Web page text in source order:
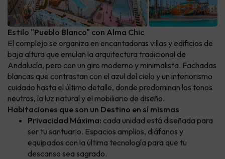
Estilo "Pueblo Blanco" con Alma Chic
El complejo se organiza en encantadoras villas y edificios de
baja altura que emulan la arquitectura tradicional de
Andalucía, pero con un giro moderno y minimalista. Fachadas
blancas que contrastan con el azul del cielo y un interiorismo
cuidado hasta el último detalle, donde predominan los tonos
neutros, la luz natural y el mobiliario de diseño.
Habitaciones que son un Destino en sí mismas
Privacidad Máxima: cada unidad está diseñada para
ser tu santuario. Espacios amplios, diáfanos y
equipados con la última tecnología para que tu
descanso sea sagrado.